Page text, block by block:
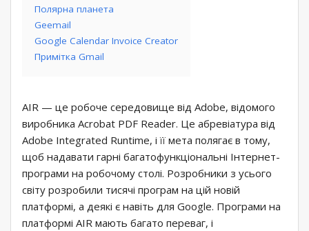
Полярна планета
Geemail
Google Calendar Invoice Creator
Примітка Gmail
AIR — це робоче середовище від Adobe, відомого
виробника Acrobat PDF Reader. Це абревіатура від
Adobe Integrated Runtime, і її мета полягає в тому,
щоб надавати гарні багатофункціональні Інтернет-
програми на робочому столі. Розробники з усього
світу розробили тисячі програм на цій новій
платформі, а деякі є навіть для Google. Програми на
платформі AIR мають багато переваг, і